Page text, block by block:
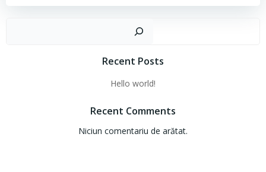
Recent Posts
Hello world!
Recent Comments
Niciun comentariu de arătat.